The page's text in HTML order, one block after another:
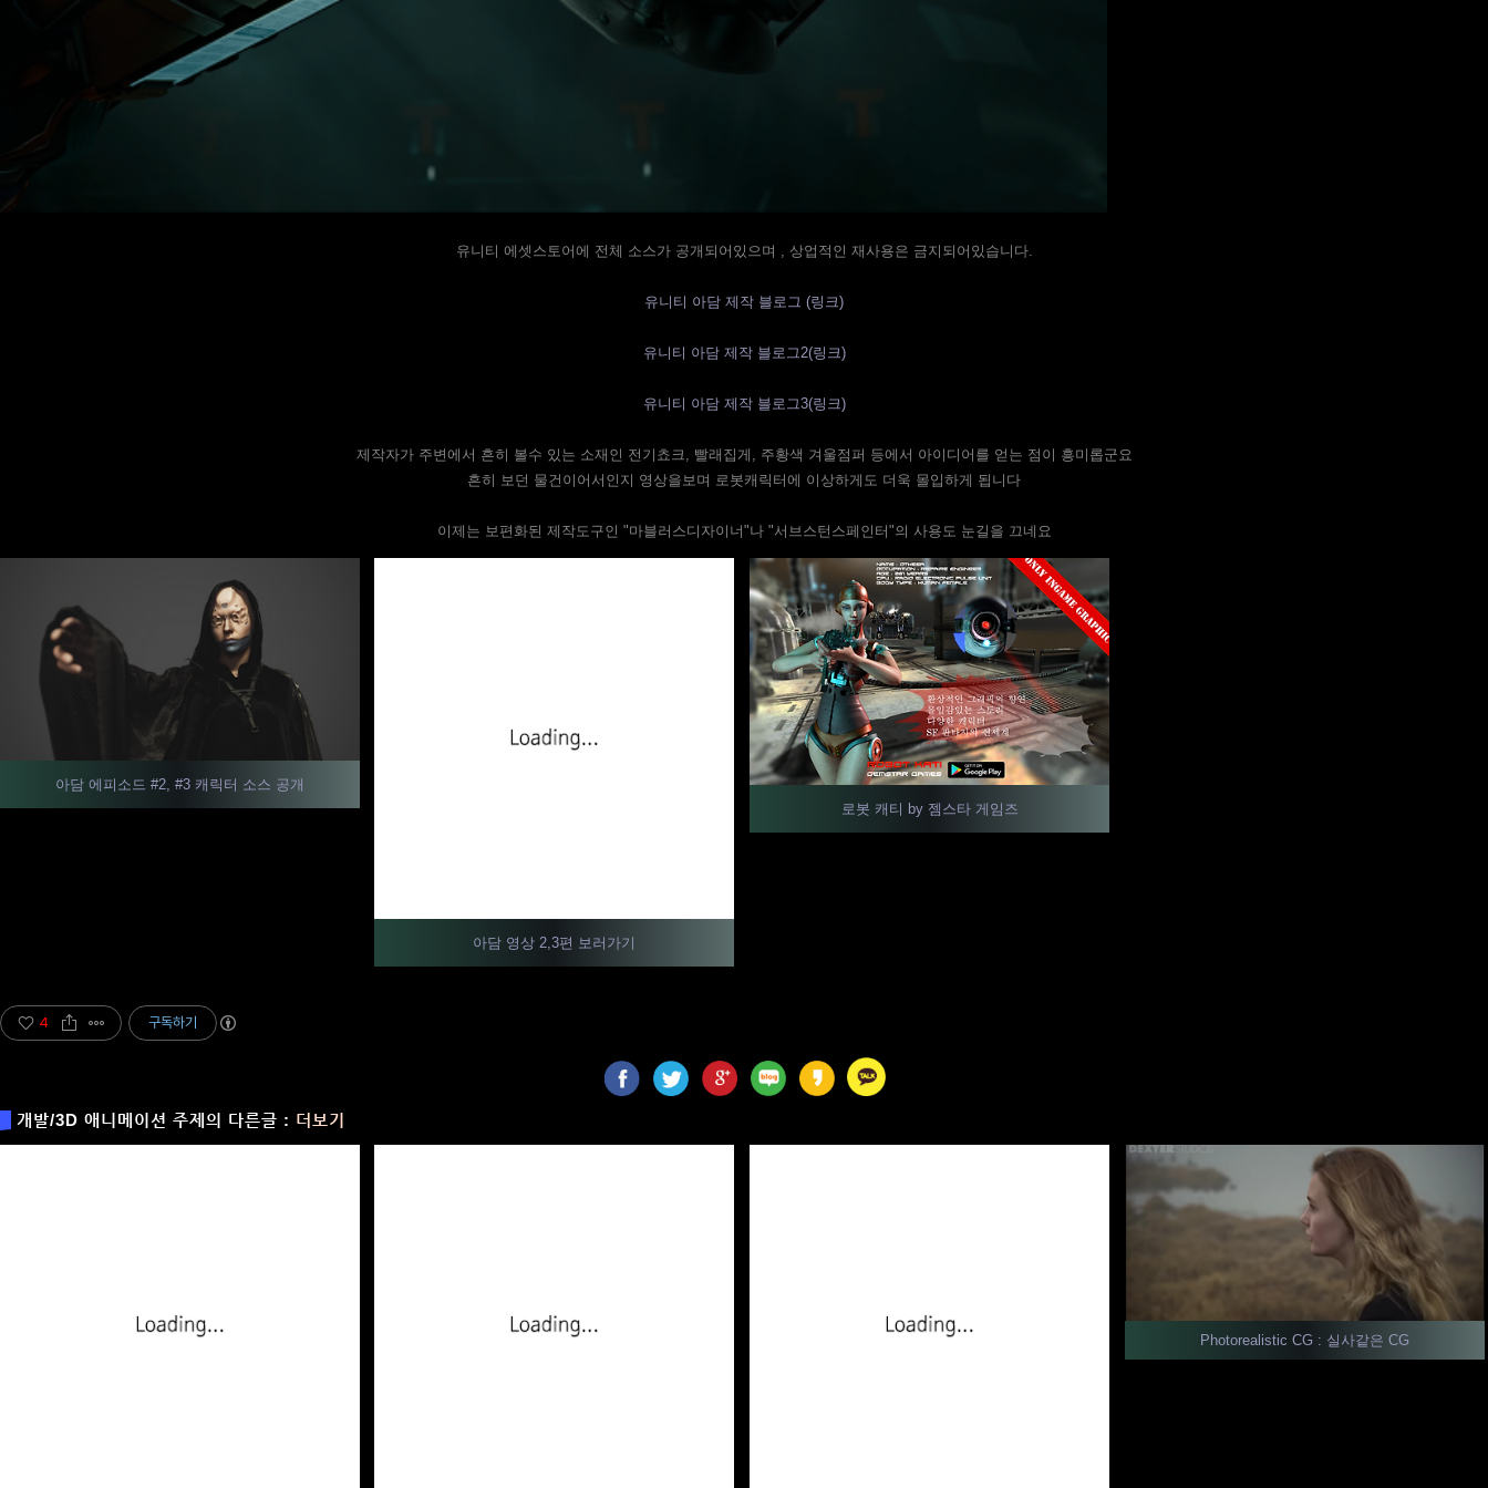
유니티 에셋스토어에 전체 소스가 공개되어있으며 , 상업적인 재사용은 금지되어있습니다.
유니티 아담 제작 블로그 (링크)
유니티 아담 제작 블로그2(링크)
유니티 아담 제작 블로그3(링크)
제작자가 주변에서 흔히 볼수 있는 소재인 전기쵸크, 빨래집게, 주황색 겨울점퍼 등에서 아이디어를 얻는 점이 흥미롭군요
흔히 보던 물건이어서인지 영상을보며 로봇캐릭터에 이상하게도 더욱 몰입하게 됩니다
이제는 보편화된 제작도구인 "마블러스디자이너"나 "서브스턴스페인터"의 사용도 눈길을 끄네요
아담 에피소드 #2, #3 캐릭터 소스 공개
아담 영상 2,3편 보러가기
로봇 캐티 by 젬스타 게임즈
4 구독하기
개발/3D 애니메이션 주제의 다른글 : 더보기
Photorealistic CG : 실사같은 CG